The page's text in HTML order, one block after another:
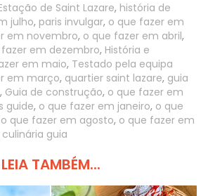
de Saint Lazare, história de
julho, paris invulgar, o que fazer em
em novembro, o que fazer em abril,
em dezembro, História e
em maio, Testado pela equipa
em março, quartier saint lazare, guia
, Guia de construção, o que fazer em
guide, o que fazer em janeiro, o que
o que fazer em agosto, o que fazer em
guia
LEIA TAMBÉM...